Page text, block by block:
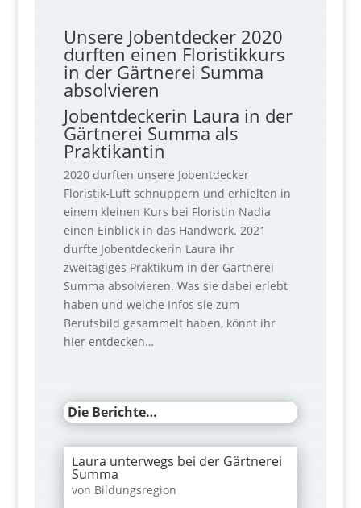
Unsere Jobentdecker 2020
durften einen Floristikkurs
in der Gärtnerei Summa
absolvieren
Jobentdeckerin Laura in der
Gärtnerei Summa als
Praktikantin
2020 durften unsere Jobentdecker
Floristik-Luft schnuppern und erhielten in
einem kleinen Kurs bei Floristin Nadia
einen Einblick in das Handwerk. 2021
durfte Jobentdeckerin Laura ihr
zweitägiges Praktikum in der Gärtnerei
Summa absolvieren. Was sie dabei erlebt
haben und welche Infos sie zum
Berufsbild gesammelt haben, könnt ihr
hier entdecken…
Die Berichte…
Laura unterwegs bei der Gärtnerei
Summa
von Bildungsregion